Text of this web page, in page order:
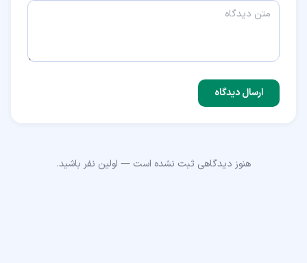
ارسال دیدگاه
هنوز دیدگاهی ثبت نشده است — اولین نفر باشید.